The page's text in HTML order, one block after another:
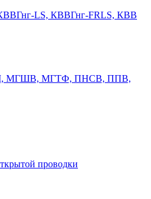
LS, КВВГнг-FRLS, КВВ
МГШВ, МГТФ, ПНСВ, ППВ,
проводки